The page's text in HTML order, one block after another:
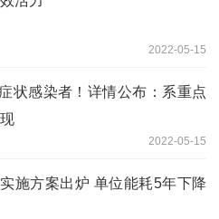
2022-05-15
状感染者！详情公布：系重点
2022-05-15
施方案出炉 单位能耗5年下降